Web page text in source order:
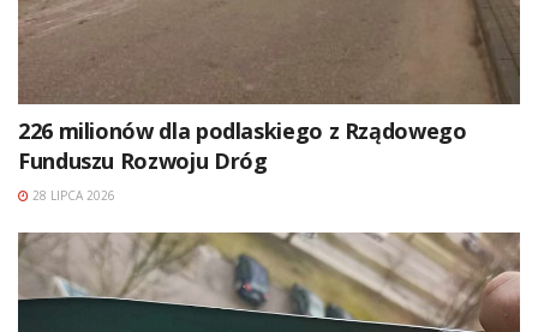
226 milionów dla podlaskiego z Rządowego
Funduszu Rozwoju Dróg
28 LIPCA 2026